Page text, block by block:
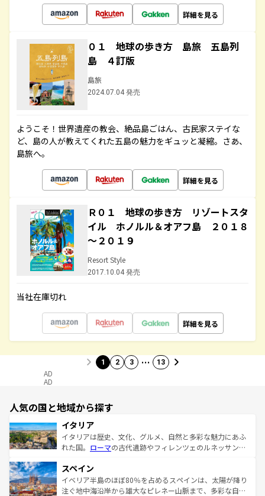
詳細を見る
０１ 地球の歩き方 島旅 五島列
島 ４訂版
島旅
2024.07.04 発売
ようこそ！世界遺産の教会、絶品島ごはん、古民家ステイな
ど、島の人が教えてくれた五島の魅力をギュッと凝縮。さあ、
島旅へ。
詳細を見る
Ｒ０１ 地球の歩き方 リゾートスタ
イル ホノルル＆オアフ島 ２０１８
～２０１９
Resort Style
2017.10.04 発売
当社在庫切れ
詳細を見る
1 2 3 … 13
AD
AD
人気の国と地域から探す
イタリア
イタリアは歴史、文化、グルメ、自然と多彩な魅力にあふ
れた国。 ローマの古代遺跡やフィレンツェのルネッサンス
ろん、トスカーナの美しい田園風景やアマルフィ海岸の絶
景など、自然景観も見逃せない。観光の合間には、本場の
ピザやパスタなど、絶品のイタリア料理を堪能することも
スペイン
イベリア半島のほぼ80％を占めるスペインは、太陽が降り
注ぐ地中海沿岸から雄大なピレネー山脈まで、多彩な自然